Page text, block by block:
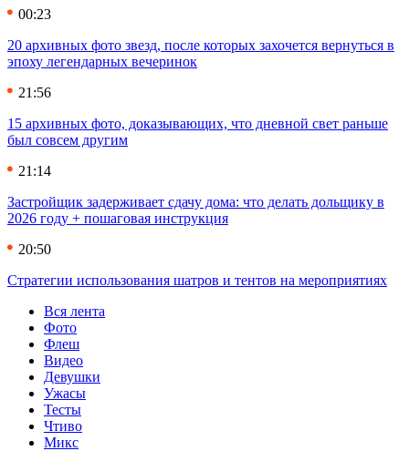
00:23
20 архивных фото звезд, после которых захочется вернуться в
эпоху легендарных вечеринок
21:56
15 архивных фото, доказывающих, что дневной свет раньше
был совсем другим
21:14
Застройщик задерживает сдачу дома: что делать дольщику в
2026 году + пошаговая инструкция
20:50
Стратегии использования шатров и тентов на мероприятиях
Вся лента
Фото
Флеш
Видео
Девушки
Ужасы
Тесты
Чтиво
Микс